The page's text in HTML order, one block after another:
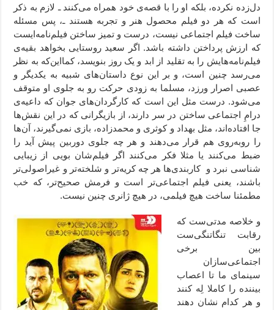
دل‌زده نکرده، بلکه او را با قصه‌ی خود همراه می‌کنند ـ لازم به ذکر
است که هر دو فیلم محصول هنر و تجربه هستند ـ، پس مسئله
ساخت فیلم اجتماعی نیست، درست و تمیز ساختن فیلم‌‌نامه‌ایست
که ارزش پرداختن داشته باشد. اگر سعید روستایی بخواهد بقیه‌ی
فیلم‌نامه‌هایش را به تقلید از ابد و یک روز بنویسد، کمااین‌که به نظر
می‌رسد چنین است، و بر این نوع داستان‌های شبیه به یکدیگر و
عصبی اصرار ورزد، مسلما به زودی حرکت رو به جلوی او متوقف
می‌شود. درست مثل این است که کارگردان‌های جوان که داعیه‌ی
درامِ اجتماعی ساختن در سر دارند، از بازیگرانی که در این نقش‌ها
جا افتاده‌اند، مثل بهداد و کوثری و محمدزاده، بازی نمی‌گیرند، آن‌ها
را روبه‌روی هم قرار می‌دهند و هر چه جلوی دوربین پیش آید را
ضبط می‌کنند یا مثلا فکر می‌کنند اگر فیلم‌شان بویی از زیبایی
شناسی نبرد و کاربندی‌ها هر چه کریه‌‌تر و شلخته‌تر و غیراصولی‌تر
باشند، یعنی فیلم اجتماعی‌تر است و فرمش صحیح‌تر، که خب
مطمئنا ساخت هیچ فیلمی، در هیچ ژانری چنین نیست.
و خلاصه مدتی‌ست که
رقابت تنگاتنگی‌ست
بین برخی
اجتماعی‌سازان
سینمای ما تا اعصاب
بیننده را کاملا لِه کنند
و هر کدام نشان دهند